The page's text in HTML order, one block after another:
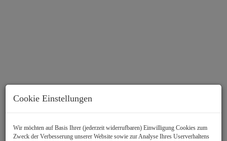
Cookie Einstellungen
Wir möchten auf Basis Ihrer (jederzeit widerrufbaren) Einwilligung Cookies zum
Zweck der Verbesserung unserer Website sowie zur Analyse Ihres Userverhaltens